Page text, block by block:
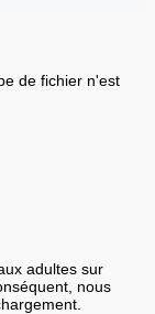
de fichier n'est
adultes sur
nous